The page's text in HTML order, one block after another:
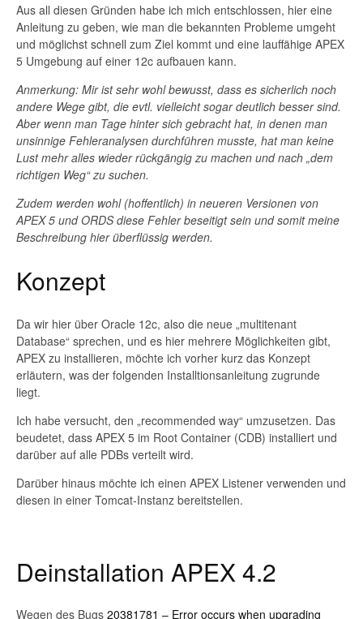
Aus all diesen Gründen habe ich mich entschlossen, hier eine
Anleitung zu geben, wie man die bekannten Probleme umgeht
und möglichst schnell zum Ziel kommt und eine lauffähige APEX
5 Umgebung auf einer 12c aufbauen kann.
Anmerkung: Mir ist sehr wohl bewusst, dass es sicherlich noch
andere Wege gibt, die evtl. vielleicht sogar deutlich besser sind.
Aber wenn man Tage hinter sich gebracht hat, in denen man
unsinnige Fehleranalysen durchführen musste, hat man keine
Lust mehr alles wieder rückgängig zu machen und nach „dem
richtigen Weg“ zu suchen.
Zudem werden wohl (hoffentlich) in neueren Versionen von
APEX 5 und ORDS diese Fehler beseitigt sein und somit meine
Beschreibung hier überflüssig werden.
Konzept
Da wir hier über Oracle 12c, also die neue „multitenant
Database“ sprechen, und es hier mehrere Möglichkeiten gibt,
APEX zu installieren, möchte ich vorher kurz das Konzept
erläutern, was der folgenden Installtionsanleitung zugrunde
liegt.
Ich habe versucht, den „recommended way“ umzusetzen. Das
beudetet, dass APEX 5 im Root Container (CDB) installiert und
darüber auf alle PDBs verteilt wird.
Darüber hinaus möchte ich einen APEX Listener verwenden und
diesen in einer Tomcat-Instanz bereitstellen.
Deinstallation APEX 4.2
Wegen des Bugs 20381781 – Error occurs when upgrading